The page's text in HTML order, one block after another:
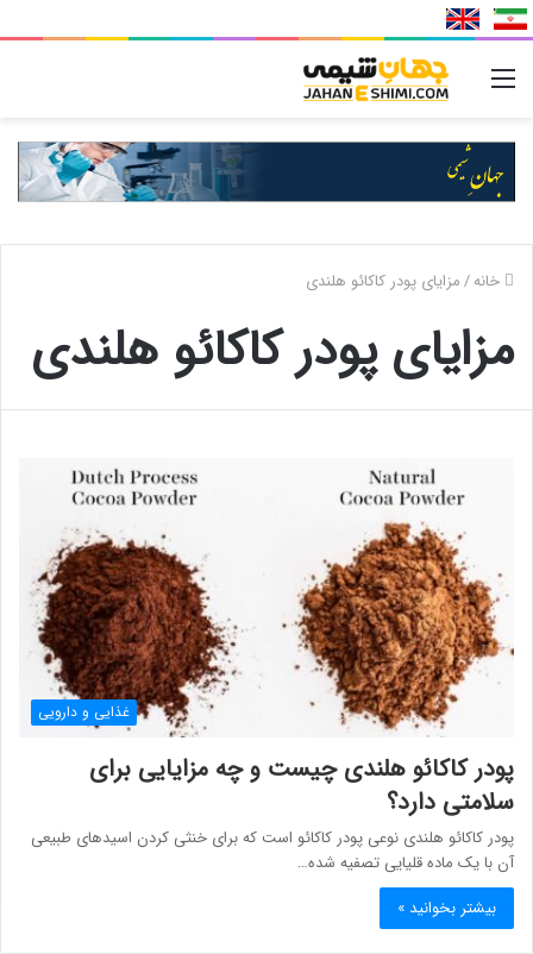
خانه/مزایای پودر کاکائو هلندی
مزایای پودر کاکائو هلندی
غذایی و دارویی
پودر کاکائو هلندی چیست و چه مزایایی برای
سلامتی دارد؟
پودر کاکائو هلندی نوعی پودر کاکائو است که برای خنثی کردن اسیدهای طبیعی
آن با یک ماده قلیایی تصفیه شده…
بیشتر بخوانید »